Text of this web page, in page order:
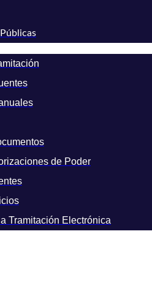
de Poder
Tramitación Electrónica